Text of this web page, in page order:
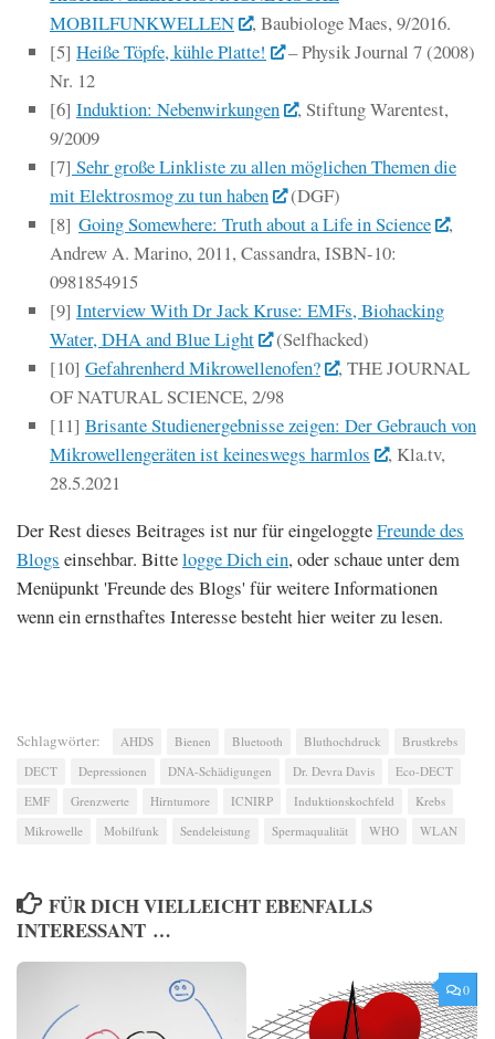
MOBILFUNKWELLEN
, Baubiologe Maes, 9/2016.
[5] Heiße Töpfe, kühle Platte!
– Physik Journal 7 (2008)
Nr. 12
[6] Induktion: Nebenwirkungen
, Stiftung Warentest,
9/2009
[7] Sehr große Linkliste zu allen möglichen Themen die
mit Elektrosmog zu tun haben
(DGF)
[8] Going Somewhere: Truth about a Life in Science
,
Andrew A. Marino, 2011, Cassandra, ISBN-10:
0981854915
[9] Interview With Dr Jack Kruse: EMFs, Biohacking
Water, DHA and Blue Light
(Selfhacked)
[10] Gefahrenherd Mikrowellenofen?
, THE JOURNAL
OF NATURAL SCIENCE, 2/98
[11] Brisante Studienergebnisse zeigen: Der Gebrauch von
Mikrowellengeräten ist keineswegs harmlos
, Kla.tv,
28.5.2021
Der Rest dieses Beitrages ist nur für eingeloggteFreunde des
Blogs einsehbar. Bittelogge Dich ein, oder schaue unter dem
Menüpunkt 'Freunde des Blogs' für weitere Informationen
wenn ein ernsthaftes Interesse besteht hier weiter zu lesen.
Schlagwörter: AHDS Bienen Bluetooth Bluthochdruck
Brustkrebs
DECT
Depressionen DNA-Schädigungen Dr. Devra Davis
Eco-DECT
EMF
Grenzwerte Hirntumore ICNIRP Induktionskochfeld
Krebs
Mikrowelle
Mobilfunk Sendeleistung Spermaqualität WHO WLAN
FÜR DICH VIELLEICHT EBENFALLS
INTERESSANT …
0